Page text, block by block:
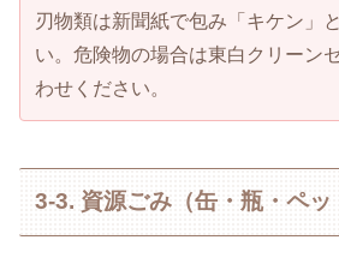
刃物類は新聞紙で包み「キケン」
い。危険物の場合は東白クリーン
わせください。
3-3. 資源ごみ（缶・瓶・ペッ